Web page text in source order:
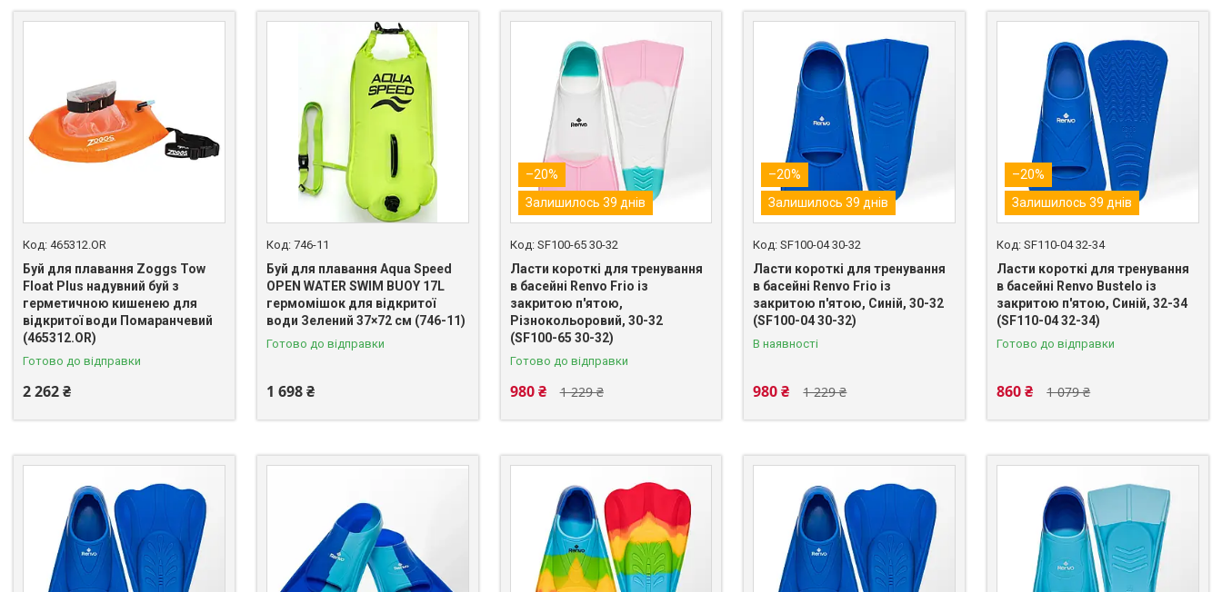
465312.OR
Буй для плавання Zoggs Tow
Float Plus надувний буй з
герметичною кишенею для
відкритої води Помаранчевий
(465312.OR)
Готово до відправки
2 262 ₴
746-11
Буй для плавання Aqua Speed
OPEN WATER SWIM BUOY 17L
гермомішок для відкритої
води Зелений 37×72 см (746-11)
Готово до відправки
1 698 ₴
–20%
Залишилось 39 днів
SF100-65 30-32
Ласти короткі для тренування
в басейні Renvo Frio із
закритою п'ятою,
Різнокольоровий, 30-32
(SF100-65 30-32)
Готово до відправки
1 229 ₴
980 ₴
–20%
Залишилось 39 днів
SF100-04 30-32
Ласти короткі для тренування
в басейні Renvo Frio із
закритою п'ятою, Синій, 30-32
(SF100-04 30-32)
В наявності
1 229 ₴
980 ₴
–20%
Залишилось 39 днів
SF110-04 32-34
Ласти короткі для тренування
в басейні Renvo Bustelo із
закритою п'ятою, Синій, 32-34
(SF110-04 32-34)
Готово до відправки
1 079 ₴
860 ₴